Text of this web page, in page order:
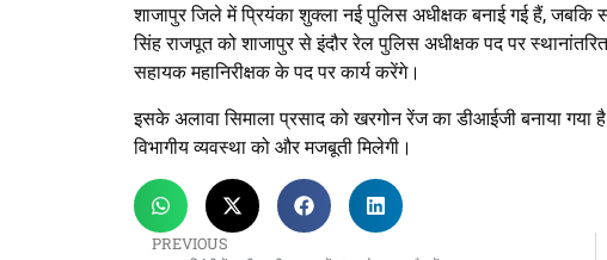
शाजापुर जिले में प्रियंका शुक्ला नई पुलिस अधीक्षक बनाई गई हैं,
सिंह राजपूत को शाजापुर से इंदौर रेल पुलिस अधीक्षक पद पर
सहायक महानिरीक्षक के पद पर कार्य करेंगे।
इसके अलावा सिमाला प्रसाद को खरगोन रेंज का डीआईजी बनाया गया
विभागीय व्यवस्था को और मजबूती मिलेगी।
PREVIOUS